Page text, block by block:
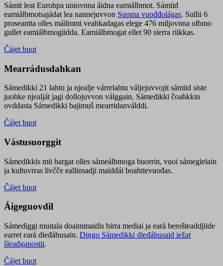
Sámit leat Eurohpa uniovnna áidna eamiálbmot. Sámiid
eamiálbmotsajádat lea nannejuvvon Suoma vuođđolágas. Sullii 6
proseantta olles máilmmi veahkadagas elege 476 miljovnna olbmo
gullet eamiálbmogiidda. Eamiálbmogat ellet 90 sierra riikkas.
Čájet buot
Mearrádusdahkan
Sámedikki 21 lahtu ja njealje várrelahtu váljejuvvojit sámiid siste
juohke njealját jagi dollojuvvon válggain. Sámedikki čoahkkin
ovddasta Sámedikki bajimuš mearridanválddi.
Čájet buot
Vástusuorggit
Sámedikkis mii bargat olles sámeálbmoga buorrin, vuoi sámegielain
ja kultuvrras livčče eallinsadji maiddái boahttevuođas.
Čájet buot
Áigeguovdil
Sámediggi muitala doaimmaidis birra mediai ja eará berošteaddjiide
earret eará dieđáhusain. Diŋgo Sámedikki dieđáhusaid iežat
šleađgapostii.
Čájet buot